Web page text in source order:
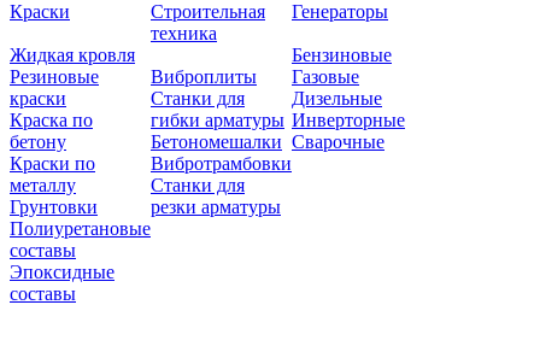
Краски
Жидкая кровля
Резиновые
краски
Краска по
бетону
Краски по
металлу
Грунтовки
Полиуретановые
составы
Эпоксидные
составы
Строительная
техника
Виброплиты
Станки для
гибки арматуры
Бетономешалки
Вибротрамбовки
Станки для
резки арматуры
Генераторы
Бензиновые
Газовые
Дизельные
Инверторные
Сварочные